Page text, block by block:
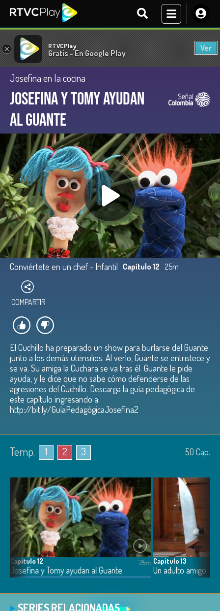
× RTVCPlay
Gratis - En Google Play
Ver
Josefina en la cocina
Josefina y Tomy ayudan
al Guante
Conviértete en un chef - Infantil Capítulo 12 25m
COMPARTIR
El Cuchillo ha preparado un show para burlarse del Guante
junto a los demás utensilios. Al verlo, Guante se entristece y
se va. Su amiga la Cuchara se va tras él. Guante le pide
ayuda, y le dice que no sabe cómo defenderse de las
agresiones del Cuchillo. Descarga la guía pedagógica de
este capítulo ingresando a:
http://bit.ly/GuíaPedagógicaJosefina2
Temp. 1 2 3 50 Cap.
Capítulo 12
Josefina y Tomy ayudan al Guante
25m Capítulo 13
Un adulto amigo
SERIES RELACIONADAS